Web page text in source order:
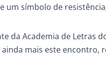
símbolo de
da Academia de Letras
mais este encontro,